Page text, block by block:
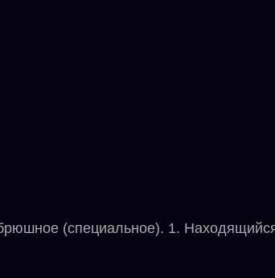
(специальное). 1.